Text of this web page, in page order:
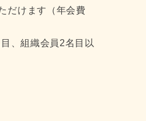
だけます（年会費
、組織会員2名目以